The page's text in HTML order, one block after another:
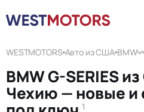
WESTMOTORS Авто из США BMW
BMW G-SERIES
Чехию — новые и
1